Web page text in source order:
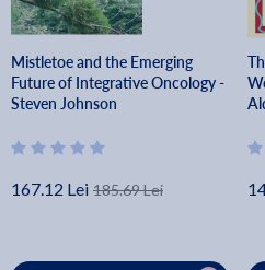
Mistletoe and the Emerging
Future of Integrative Oncology -
Steven Johnson
167.12 Lei 185.69 Lei